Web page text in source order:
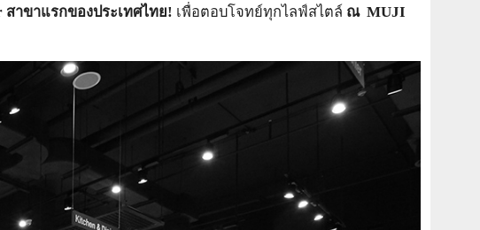
สาขาแรกของประเทศไทย! เพื่อตอบโจทย์ทุกไลฟ์สไตล์ ณ MUJI